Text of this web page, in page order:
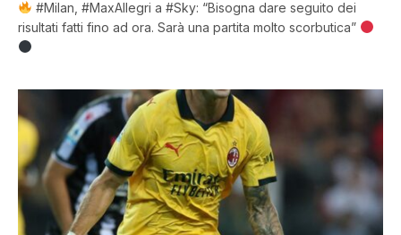
#Milan, #MaxAllegri a #Sky: “Bisogna dare seguito dei
risultati fatti fino ad ora. Sarà una partita molto scorbutica”